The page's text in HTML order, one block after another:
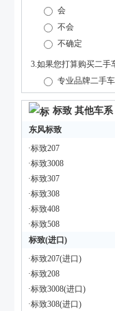
标致 其他车系
东风标致
·标致207
·标致3008
·标致307
·标致308
·标致408
·标致508
标致(进口)
·标致207(进口)
·标致208
·标致3008(进口)
·标致308(进口)